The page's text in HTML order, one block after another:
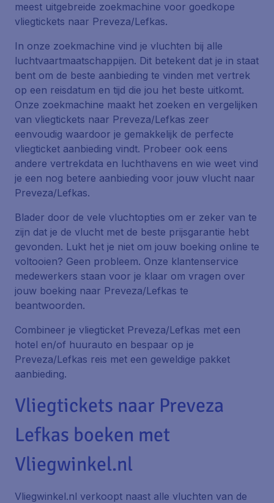
meest uitgebreide zoekmachine voor goedkope
vliegtickets naar Preveza/Lefkas.
In onze zoekmachine vind je vluchten bij alle
luchtvaartmaatschappijen. Dit betekent dat je in staat
bent om de beste aanbieding te vinden met vertrek
op een reisdatum en tijd die jou het beste uitkomt.
Onze zoekmachine maakt het zoeken en vergelijken
van vliegtickets naar Preveza/Lefkas zeer
eenvoudig waardoor je gemakkelijk de perfecte
vliegticket aanbieding vindt. Probeer ook eens
andere vertrekdata en luchthavens en wie weet vind
je een nog betere aanbieding voor jouw vlucht naar
Preveza/Lefkas.
Blader door de vele vluchtopties om er zeker van te
zijn dat je de vlucht met de beste prijsgarantie hebt
gevonden. Lukt het je niet om jouw boeking online te
voltooien? Geen probleem. Onze klantenservice
medewerkers staan voor je klaar om vragen over
jouw boeking naar Preveza/Lefkas te
beantwoorden.
Combineer je vliegticket Preveza/Lefkas met een
hotel en/of huurauto en bespaar op je
Preveza/Lefkas reis met een geweldige pakket
aanbieding.
Vliegtickets naar Preveza
Lefkas boeken met
Vliegwinkel.nl
Vliegwinkel.nl verkoopt naast alle vluchten van de